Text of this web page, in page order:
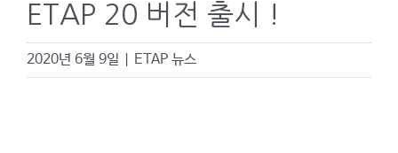
ETAP 20 버전 출시 !
2020년 6월 9일 ETAP 뉴스